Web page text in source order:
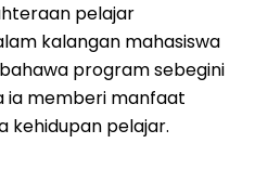
pelajar
kalangan mahasiswa
program sebegini
ia memberi manfaat
kehidupan pelajar.